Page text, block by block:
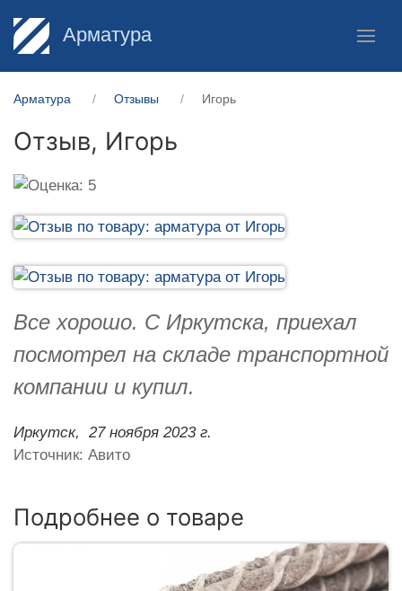
Арматура
Арматура Отзывы Игорь
Отзыв, Игорь
Все хорошо. С Иркутска, приехал
посмотрел на складе транспортной
компании и купил.
Иркутск,
27 ноября 2023 г.
Источник: Авито
Подробнее о товаре